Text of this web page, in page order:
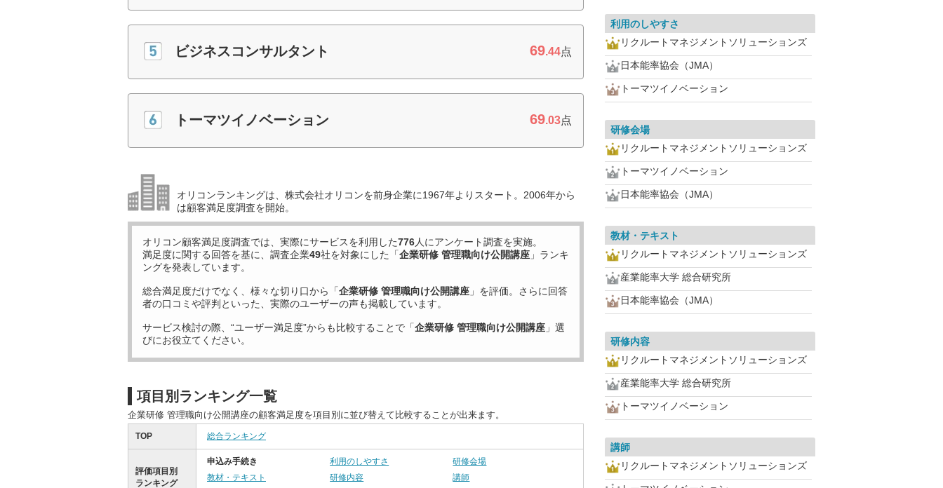
ビジネスコンサルタント 69.44点
トーマツイノベーション 69.03点
オリコンランキングは、株式会社オリコンを前身企業に1967年よりスタート。2006年から
は顧客満足度調査を開始。
オリコン顧客満足度調査では、実際にサービスを利用した776人にアンケート調査を実施。
満足度に関する回答を基に、調査企業49社を対象にした「企業研修 管理職向け公開講座 」ランキ
ングを発表しています。
総合満足度だけでなく、様々な切り口から「企業研修 管理職向け公開講座 」を評価。さらに回答
者の口コミや評判といった、実際のユーザーの声も掲載しています。
サービス検討の際、“ユーザー満足度”からも比較することで「企業研修 管理職向け公開講座 」選
びにお役立てください。
項目別ランキング一覧
企業研修 管理職向け公開講座の顧客満足度を項目別に並び替えて比較することが出来ます。
TOP 総合ランキング
評価項目別
ランキング
申込み手続き 利用のしやすさ
研修会場
教材・テキスト
研修内容 講師
利用のしやすさ
リクルートマネジメントソリューションズ
日本能率協会（JMA）
トーマツイノベーション
研修会場
リクルートマネジメントソリューションズ
トーマツイノベーション
日本能率協会（JMA）
教材・テキスト
リクルートマネジメントソリューションズ
産業能率大学 総合研究所
日本能率協会（JMA）
研修内容
リクルートマネジメントソリューションズ
産業能率大学 総合研究所
トーマツイノベーション
講師
リクルートマネジメントソリューションズ